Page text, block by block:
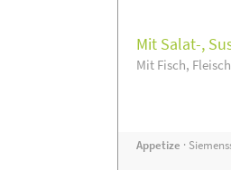
Mit Salat-,
Mit Fisch,
Appetize ·